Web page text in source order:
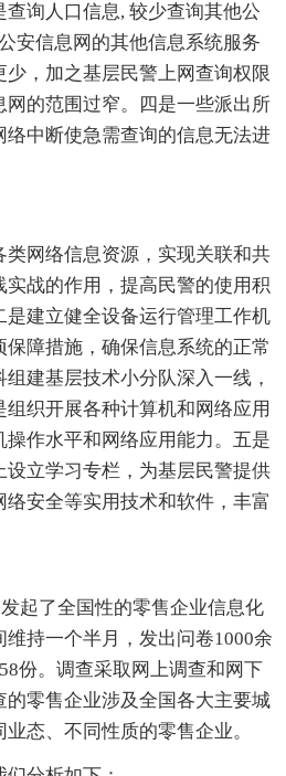
询人口信息, 较少查询其他公
安信息网的其他信息系统服务
，加之基层民警上网查询权限
的范围过窄。四是一些派出所
络中断使急需查询的信息无法进
类网络信息资源，实现关联和共
战的作用，提高民警的使用积
建立健全设备运行管理工作机
障措施，确保信息系统的正常
建基层技术小分队深入一线，
织开展各种计算机和网络应用
作水平和网络应用能力。五是
立学习专栏，为基层民警提供
安全等实用技术和软件，丰富
起了全国性的零售企业信息化
持一个半月，发出问卷1000余
份。调查采取网上调查和网下
零售企业涉及全国各大主要城
态、不同性质的零售企业。